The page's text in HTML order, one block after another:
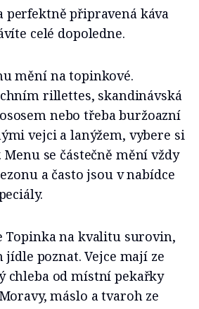
perfektně připravená káva
celé dopoledne.
mění na topinkové.
rillettes, skandinávská
nebo třeba buržoazní
vejci a lanýžem, vybere si
se částečně mění vždy
a často jsou v nabídce
Topinka na kvalitu surovin,
jídle poznat. Vejce mají ze
chleba od místní pekařky
máslo a tvaroh ze